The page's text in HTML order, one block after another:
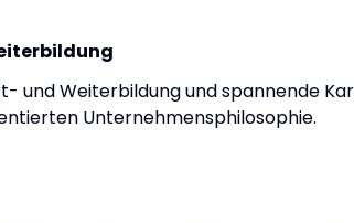
und Weiterbildung und spannende
Unternehmensphilosophie.